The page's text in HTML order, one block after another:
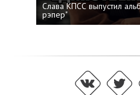
Слава КПСС выпустил
рэпер"